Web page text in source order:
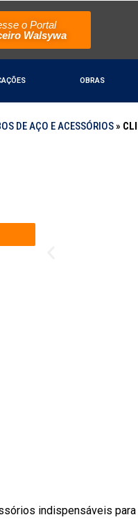
o Portal
Walsywa
OBRAS
DE AÇO E ACESSÓRIOS»
indispensáveis